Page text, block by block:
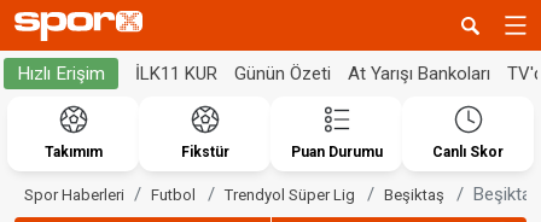
Hızlı Erişim İLK11 KUR Günün Özeti At Yarışı Bankoları
Takımım Fikstür Puan Durumu Canlı Skor
Spor Haberleri Futbol Trendyol Süper Lig Beşiktaş